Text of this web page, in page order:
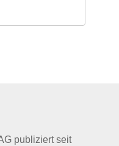
publiziert seit